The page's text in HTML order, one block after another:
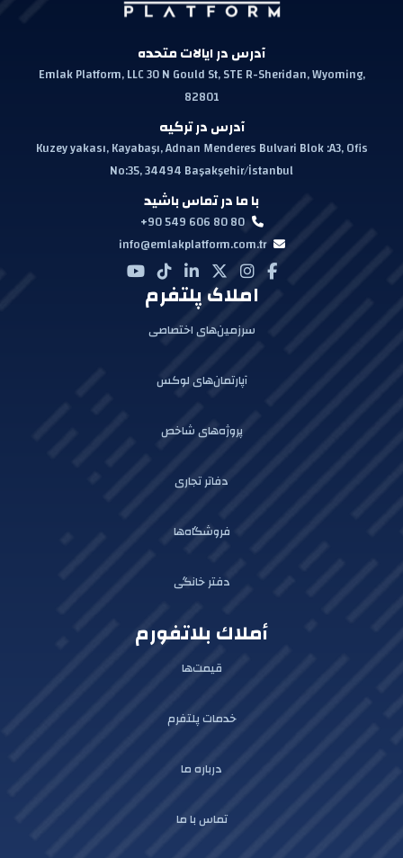
آدرس در ایالات متحده
Emlak Platform, LLC 30 N Gould St, STE R-Sheridan, Wyoming,
82801
آدرس در ترکیه
Kuzey yakası, Kayabaşı, Adnan Menderes Bulvari Blok :A3, Ofis
No:35, 34494 Başakşehir/İstanbul
با ما در تماس باشید
+90 549 606 80 80
info@emlakplatform.com.tr
املاک پلتفرم
سرزمین‌های اختصاصی
آپارتمان‌های لوکس
پروژه‌های شاخص
دفاتر تجاری
فروشگاه‌ها
دفتر خانگی
أملاك بلاتفورم
قیمت‌ها
خدمات پلتفرم
درباره ما
تماس با ما